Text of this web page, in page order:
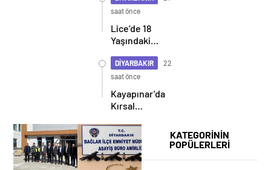
Gel” Cevabı
Tepki Çekti
saat önce
Lice’de 18
Yaşındaki
Silahlı
Kavganın
Ortasında
Yaşamını
Yitirdi
DİYARBAKIR
22
saat önce
Kayapınar’da
Kırsal
KATEGORİNİN
POPÜLERLERİ